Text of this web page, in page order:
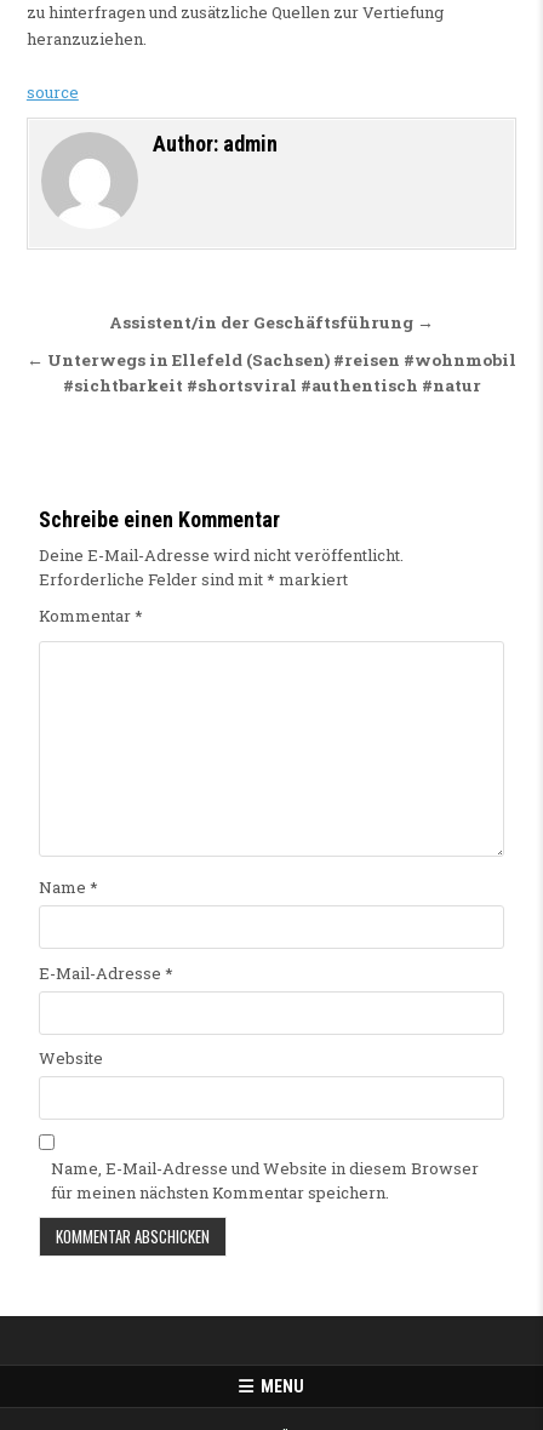
zu hinterfragen und zusätzliche Quellen zur Vertiefung
heranzuziehen.
source
Author: admin
Beitragsnavigation
Assistent/in der Geschäftsführung →
← Unterwegs in Ellefeld (Sachsen) #reisen #wohnmobil
#sichtbarkeit #shortsviral #authentisch #natur
Schreibe einen Kommentar
Deine E-Mail-Adresse wird nicht veröffentlicht.
Erforderliche Felder sind mit* markiert
Kommentar*
Name *
E-Mail-Adresse *
Website
Name, E-Mail-Adresse und Website in diesem Browser
für meinen nächsten Kommentar speichern.
MENU